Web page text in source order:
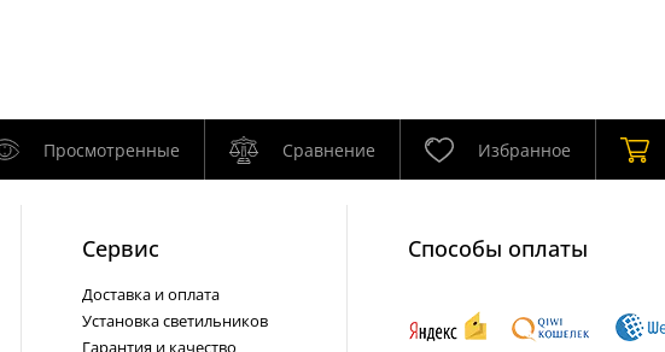
Просмотренные Сравнение Избранное
Cервис
Доставка и оплата
Установка светильников
Гарантия и качество
Способы оплаты